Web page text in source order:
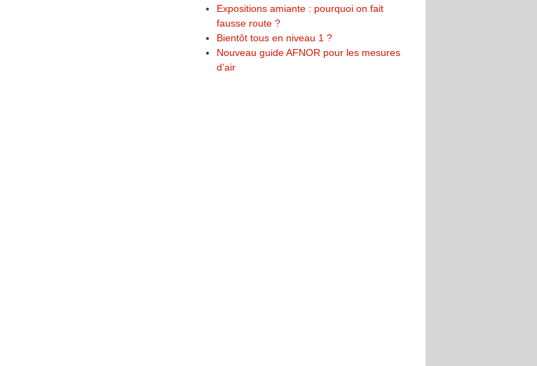
Expositions amiante : pourquoi on fait
fausse route ?
Bientôt tous en niveau 1 ?
Nouveau guide AFNOR pour les mesures
d’air